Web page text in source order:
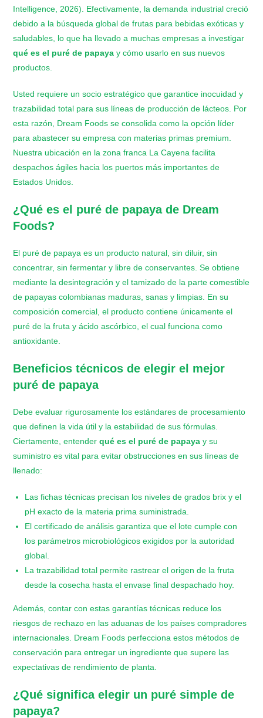
Intelligence, 2026). Efectivamente, la demanda industrial creció
debido a la búsqueda global de frutas para bebidas exóticas y
saludables, lo que ha llevado a muchas empresas a investigar
qué es el puré de papaya y cómo usarlo en sus nuevos
productos.
Usted requiere un socio estratégico que garantice inocuidad y
trazabilidad total para sus líneas de producción de lácteos. Por
esta razón, Dream Foods se consolida como la opción líder
para abastecer su empresa con materias primas premium.
Nuestra ubicación en la zona franca La Cayena facilita
despachos ágiles hacia los puertos más importantes de
Estados Unidos.
¿Qué es el puré de papayade Dream
Foods?
El puré de papaya es un producto natural, sin diluir, sin
concentrar, sin fermentar y libre de conservantes. Se obtiene
mediante la desintegración y el tamizado de la parte comestible
de papayas colombianas maduras, sanas y limpias. En su
composición comercial, el producto contiene únicamente el
puré de la fruta y ácido ascórbico, el cual funciona como
antioxidante.
Beneficios técnicos de elegir el mejor
puré de papaya
Debe evaluar rigurosamente los estándares de procesamiento
que definen la vida útil y la estabilidad de sus fórmulas.
Ciertamente, entenderqué es el puré de papaya y su
suministro es vital para evitar obstrucciones en sus líneas de
llenado:
​Las fichas técnicas precisan los niveles de grados brix y el
pH exacto de la materia prima suministrada.
​El certificado de análisis garantiza que el lote cumple con
los parámetros microbiológicos exigidos por la autoridad
global.
​La trazabilidad total permite rastrear el origen de la fruta
desde la cosecha hasta el envase final despachado hoy.
Además, contar con estas garantías técnicas reduce los
riesgos de rechazo en las aduanas de los países compradores
internacionales. Dream Foods perfecciona estos métodos de
conservación para entregar un ingrediente que supere las
expectativas de rendimiento de planta.
¿Qué significa elegir un puré simple de
papaya?